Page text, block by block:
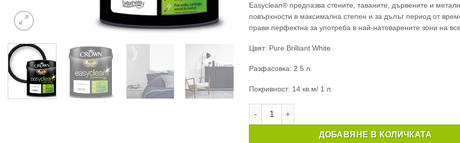
Easyclean® предпазва стените, таваните, дървените и
повърхности в максимална степен и за дълъг период от
прави перфектна за употреба в най-натоварените зони на
Цвят: Pure Brilliant White
Разфасовка: 2.5 л.
Покривност: 14 кв.м/ 1 л.
количество за ПОЧИСТВАЩА СЕ БОЯ CROWN EASYCLEAN
ДОБАВЯНЕ В КОЛИЧКАТА